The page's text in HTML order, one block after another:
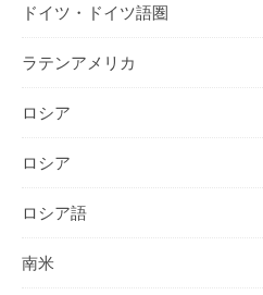
ドイツ・ドイツ語圏
ラテンアメリカ
ロシア
ロシア
ロシア語
南米